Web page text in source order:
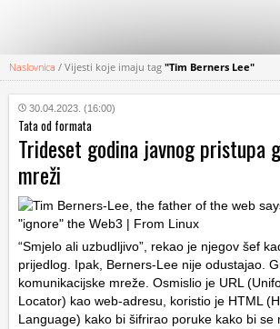
KATEGORIJE
HRVATSKI
WEB
Naslovnica / Vijesti koje imaju tag "Tim Berners Lee"
30.04.2023. (16:00)
Tata od formata
Trideset godina javnog pristupa
mreži
“Smjelo ali uzbudljivo”, rekao je njegov šef
prijedlog. Ipak, Berners-Lee nije odustajao.
komunikacijske mreže. Osmislio je URL
Locator) kao web-adresu, koristio je HTML
Language) kako bi šifrirao poruke kako bi se